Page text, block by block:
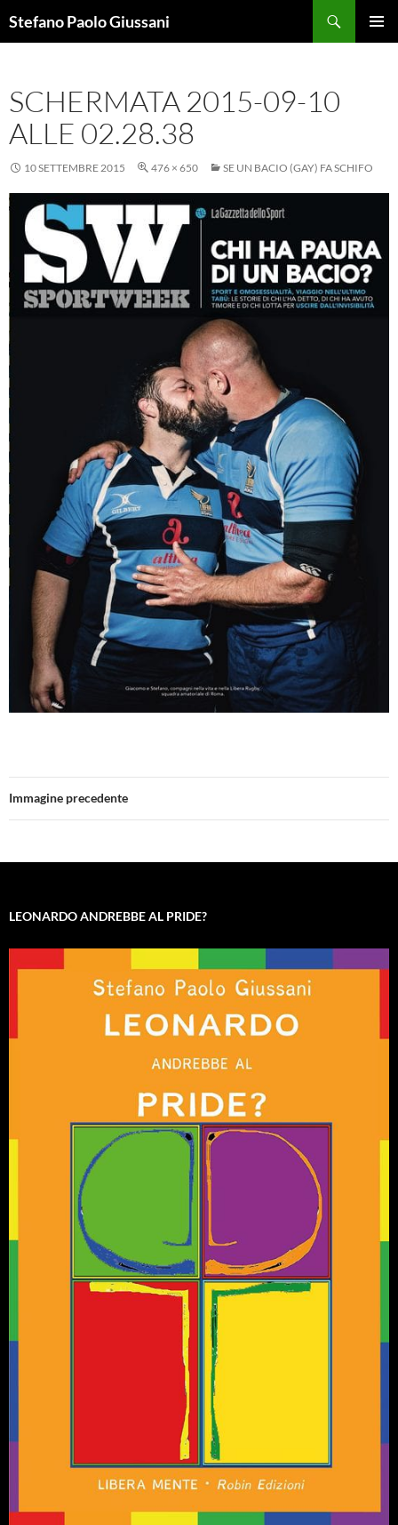
alStefano Paolo Giussani
SCHERMATA 2015-09-10
ALLE 02.28.38
10 SETTEMBRE 2015 476 × 650 SE UN BACIO (GAY) FA SCHIFO
Immagine precedente
LEONARDO ANDREBBE AL PRIDE?